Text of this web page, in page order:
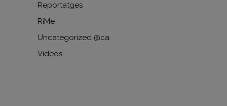
Reportatges
RiMe
Uncategorized @ca
Vídeos